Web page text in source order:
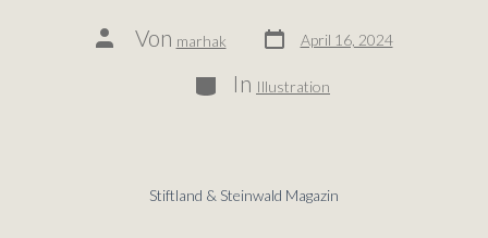
Von marhak April 16, 2024
In Illustration
Stiftland & Steinwald Magazin